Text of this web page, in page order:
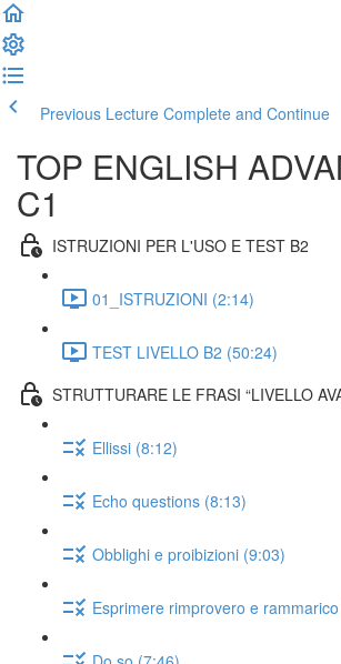
Previous Lecture Complete and Continue
TOP ENGLISH
C1
ISTRUZIONI PER L'USO E TEST B2
01_ISTRUZIONI (2:14)
TEST LIVELLO B2 (50:24)
STRUTTURARE LE FRASI “LIVELLO
Ellissi (8:12)
Echo questions (8:13)
Obblighi e proibizioni (9:03)
Esprimere rimprovero e